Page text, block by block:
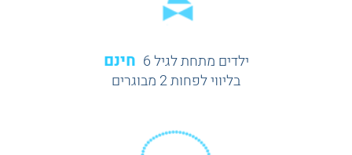
ילדים מתחת לגיל 6 חינם
בליווי לפחות 2 מבוגרים